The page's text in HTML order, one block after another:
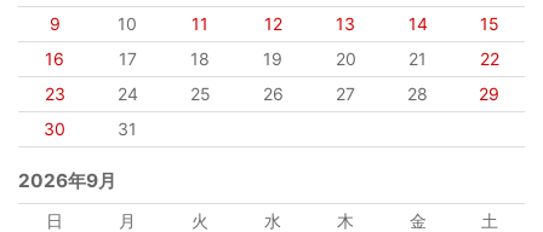
9
10 11 12 13 14
15
16
17 18 19 20 21
22
23
24 25 26 27 28
29
30
31
2026年9月
日 月 火 水 木 金
土